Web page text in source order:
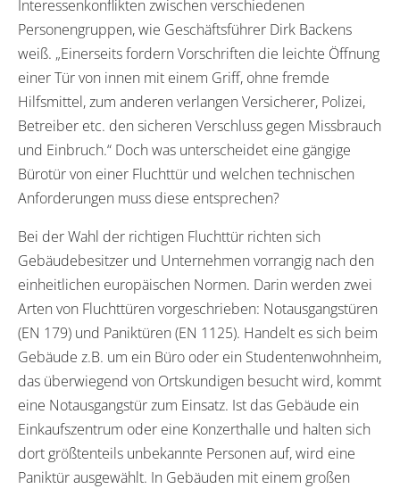
Interessenkonflikten zwischen verschiedenen
Personengruppen, wie Geschäftsführer Dirk Backens
weiß. „Einerseits fordern Vorschriften die leichte Öffnung
einer Tür von innen mit einem Griff, ohne fremde
Hilfsmittel, zum anderen verlangen Versicherer, Polizei,
Betreiber etc. den sicheren Verschluss gegen Missbrauch
und Einbruch.“ Doch was unterscheidet eine gängige
Bürotür von einer Fluchttür und welchen technischen
Anforderungen muss diese entsprechen?
Bei der Wahl der richtigen Fluchttür richten sich
Gebäudebesitzer und Unternehmen vorrangig nach den
einheitlichen europäischen Normen. Darin werden zwei
Arten von Fluchttüren vorgeschrieben: Notausgangstüren
(EN 179) und Paniktüren (EN 1125). Handelt es sich beim
Gebäude z.B. um ein Büro oder ein Studentenwohnheim,
das überwiegend von Ortskundigen besucht wird, kommt
eine Notausgangstür zum Einsatz. Ist das Gebäude ein
Einkaufszentrum oder eine Konzerthalle und halten sich
dort größtenteils unbekannte Personen auf, wird eine
Paniktür ausgewählt. In Gebäuden mit einem großen